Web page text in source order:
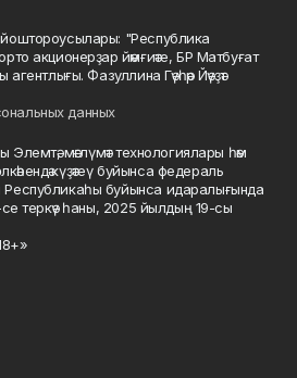
"Республика
акционерҙар йәмғиәте, БР Матбуғат
Фазуллина Гәүһәр Йәүҙәт
данных
Элемтә, мәғлүмәт технологиялары һәм
күҙәтеү буйынса федераль
Республикаһы буйынса идаралығында
се теркәү һаны, 2025 йылдың 19-сы